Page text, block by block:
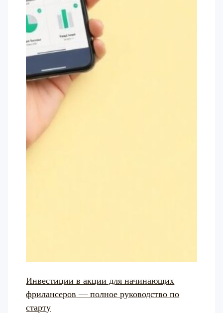
Инвестиции в акции для начинающих
фрилансеров — полное руководство по
старту